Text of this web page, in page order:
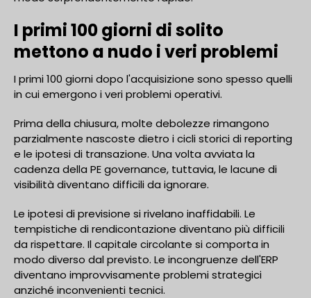
I primi 100 giorni di solito
mettono a nudo i veri problemi
I primi 100 giorni dopo l'acquisizione sono spesso quelli
in cui emergono i veri problemi operativi.
Prima della chiusura, molte debolezze rimangono
parzialmente nascoste dietro i cicli storici di reporting
e le ipotesi di transazione. Una volta avviata la
cadenza della PE governance, tuttavia, le lacune di
visibilità diventano difficili da ignorare.
Le ipotesi di previsione si rivelano inaffidabili. Le
tempistiche di rendicontazione diventano più difficili
da rispettare. Il capitale circolante si comporta in
modo diverso dal previsto. Le incongruenze dell'ERP
diventano improvvisamente problemi strategici
anziché inconvenienti tecnici.